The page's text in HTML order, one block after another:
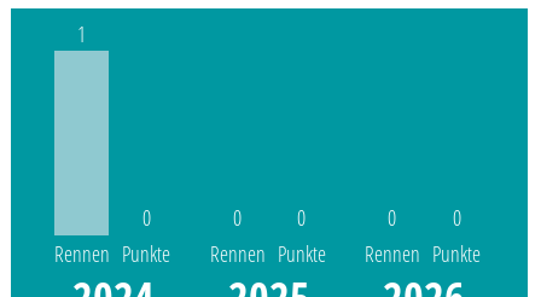
1
Rennen
0
Punkte
0
Rennen
0
Punkte
0
Rennen
0
Punkte